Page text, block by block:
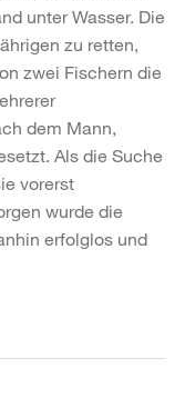
unter Wasser. Die
zu retten,
zwei Fischern die
dem Mann,
Als die Suche
vorerst
wurde die
erfolglos und